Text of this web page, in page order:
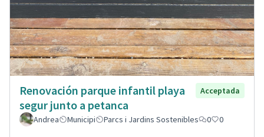
Renovación parque infantil playa
segur junto a petanca
Acceptada
Andrea Municipi Parcs i Jardins Sostenibles 0 0